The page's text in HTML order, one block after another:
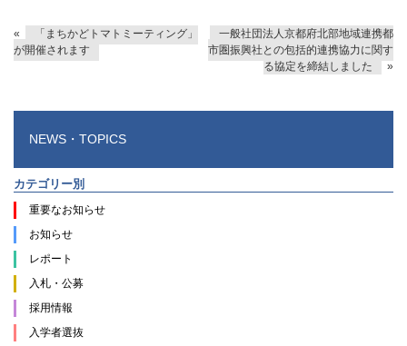
«
「まちかどトマトミーティング」
が開催されます
一般社団法人京都府北部地域連携都
市圏振興社との包括的連携協力に関す
る協定を締結しました
»
NEWS・TOPICS
カテゴリー別
重要なお知らせ
お知らせ
レポート
入札・公募
採用情報
入学者選抜